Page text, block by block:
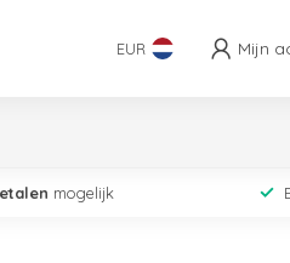
EUR Mijn
mogelijk